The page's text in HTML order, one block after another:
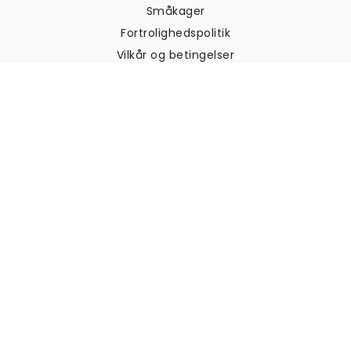
Småkager
Fortrolighedspolitik
Vilkår og betingelser